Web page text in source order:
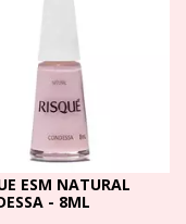
ESM NATURAL
- 8ML